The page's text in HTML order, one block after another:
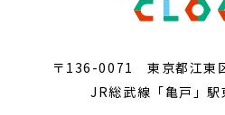
〒136-0071 東京都江東
JR総武線「亀戸」